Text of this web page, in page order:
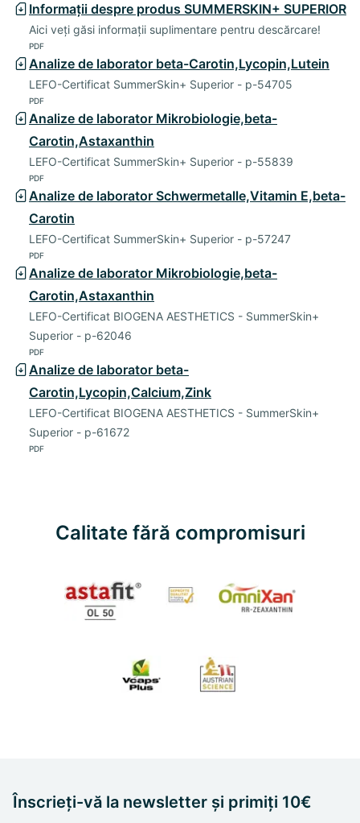
Informații despre produs SUMMERSKIN+ SUPERIOR
Aici veți găsi informații suplimentare pentru descărcare!
PDF
Analize de laborator beta-Carotin,Lycopin,Lutein
LEFO-Certificat SummerSkin+ Superior - p-54705
PDF
Analize de laborator Mikrobiologie,beta-
Carotin,Astaxanthin
LEFO-Certificat SummerSkin+ Superior - p-55839
PDF
Analize de laborator Schwermetalle,Vitamin E,beta-
Carotin
LEFO-Certificat SummerSkin+ Superior - p-57247
PDF
Analize de laborator Mikrobiologie,beta-
Carotin,Astaxanthin
LEFO-Certificat BIOGENA AESTHETICS - SummerSkin+
Superior - p-62046
PDF
Analize de laborator beta-
Carotin,Lycopin,Calcium,Zink
LEFO-Certificat BIOGENA AESTHETICS - SummerSkin+
Superior - p-61672
PDF
Calitate fără compromisuri
Înscrieți-vă la newsletter și primiți 10€